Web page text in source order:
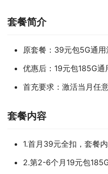
套餐简介
原套餐：39元包5G通
优惠后：19元包185G
首充要求：激活当月任
套餐内容
1.首月39元全扣，套餐
2.第2-6个月19元包